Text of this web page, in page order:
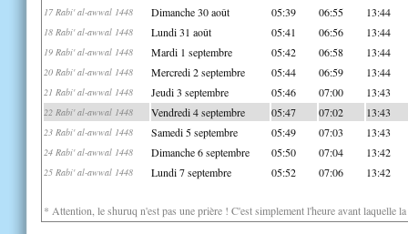
17 Rabi' al-awwal 1448 Dimanche 30 août 05:39 06:55 13:44
18 Rabi' al-awwal 1448 Lundi 31 août 05:41 06:56 13:44
19 Rabi' al-awwal 1448 Mardi 1 septembre 05:42 06:58 13:44
20 Rabi' al-awwal 1448 Mercredi 2 septembre 05:44 06:59 13:44
21 Rabi' al-awwal 1448 Jeudi 3 septembre 05:46 07:00 13:43
22 Rabi' al-awwal 1448 Vendredi 4 septembre 05:47 07:02 13:43
23 Rabi' al-awwal 1448 Samedi 5 septembre 05:49 07:03 13:43
24 Rabi' al-awwal 1448 Dimanche 6 septembre 05:50 07:04 13:42
25 Rabi' al-awwal 1448 Lundi 7 septembre 05:52 07:06 13:42
* Attention, le shuruq n'est pas une prière ! C'est simplement l'heure avant laquelle